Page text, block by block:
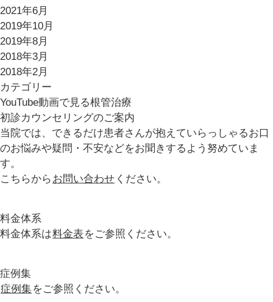
2021年6月
2019年10月
2019年8月
2018年3月
2018年2月
カテゴリー
YouTube動画で見る根管治療
初診カウンセリングのご案内
当院では、できるだけ患者さんが抱えていらっしゃるお口
のお悩みや疑問・不安などをお聞きするよう努めていま
す。
こちらから お問い合わせ ください。
料金体系
料金体系は料金表 をご参照ください。
症例集
症例集をご参照ください。